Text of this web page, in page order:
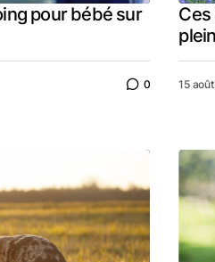
pour bébé sur
0
Ces
15